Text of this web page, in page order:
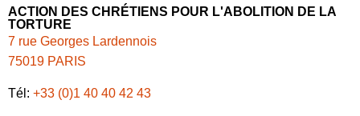
ACTION DES CHRÉTIENS POUR L'ABOLITION DE LA
TORTURE
7 rue Georges Lardennois
75019 PARIS
Tél: +33 (0)1 40 40 42 43